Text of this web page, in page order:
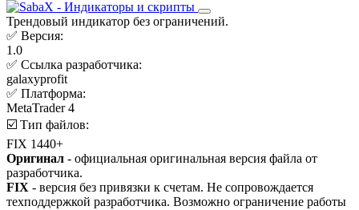
Трендовый индикатор без ограничений.
✅ Версия:
1.0
✅ Ссылка разработчика:
galaxyprofit
✅ Платформа:
MetaTrader 4
☑️ Тип файлов:
FIX 1440+
Оригинал - официальная оригинальная версия файла от
разработчика.
FIX - версия без привязки к счетам. Не сопровождается
техподдержкой разработчика. Возможно ограничение работы